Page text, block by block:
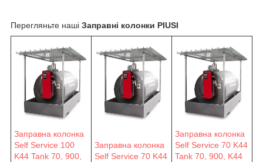
Перегляньте наші Заправні колонки PIUSI
Заправна колонка
Self Service 100
K44 Tank 70, 900,
Заправна колонка
Self Service 70 K44
Заправна колонка
Self Service 70 K44
Tank 70, 900, K44